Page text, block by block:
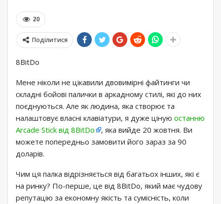
20
Поділитися
8BitDo
Мене ніколи не цікавили двовимірні файтинги чи
складні бойові палички в аркадному стилі, які до них
поєднуються. Але як людина, яка створює та
налаштовує власні клавіатури, я дуже ціную останню
Arcade Stick від 8BitDo
, яка вийде 20 жовтня. Ви
можете попередньо замовити його зараз за 90
доларів.
Чим ця палка відрізняється від багатьох інших, які є
на ринку? По-перше, це від 8BitDo, який має чудову
репутацію за економну якість та сумісність, коли